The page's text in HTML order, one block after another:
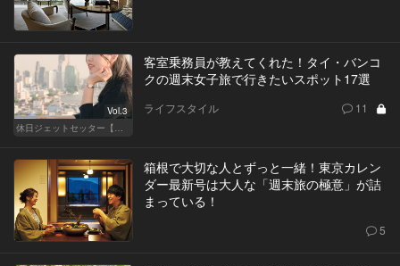
Vol.3
客室乗務員が教えてくれた！タイ・バンコ
クの週末女子旅で行きたいスポット17選
ライフスタイル 11
箱根で大切な人とずっと一緒！東京カレン
ダー最新号は大人な「週末旅の極意」が詰
まっている！
5